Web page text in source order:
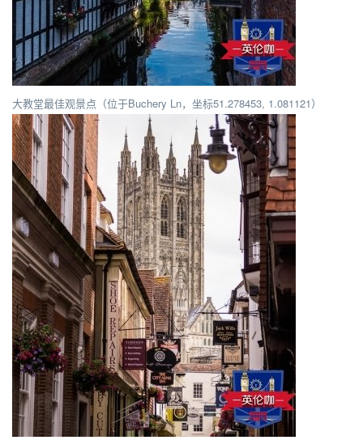
大教堂最佳观景点（位于Buchery Ln，坐标51.278453, 1.081121）